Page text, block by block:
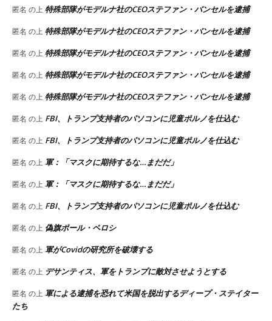
匿名 の上 特殊部隊がモデルナ社のCEOステファン・バンセルを逮捕
匿名 の上 特殊部隊がモデルナ社のCEOステファン・バンセルを逮捕
匿名 の上 特殊部隊がモデルナ社のCEOステファン・バンセルを逮捕
匿名 の上 特殊部隊がモデルナ社のCEOステファン・バンセルを逮捕
匿名 の上 特殊部隊がモデルナ社のCEOステファン・バンセルを逮捕
匿名 の上 FBI、トランプ支持者のパソコンに児童ポルノを仕込む
匿名 の上 FBI、トランプ支持者のパソコンに児童ポルノを仕込む
匿名 の上 軍：「マスクに期待するな…まだだ」
匿名 の上 軍：「マスクに期待するな…まだだ」
匿名 の上 FBI、トランプ支持者のパソコンに児童ポルノを仕込む
匿名 の上 偽旗ポール・ペロシ
匿名 の上 軍がCovidの研究所を破壊する
匿名 の上 デサンティス、軍をトランプに敵対させようとする
匿名 の上 軍による逮捕を恐れて米国を脱出するディープ・ステイター
たち